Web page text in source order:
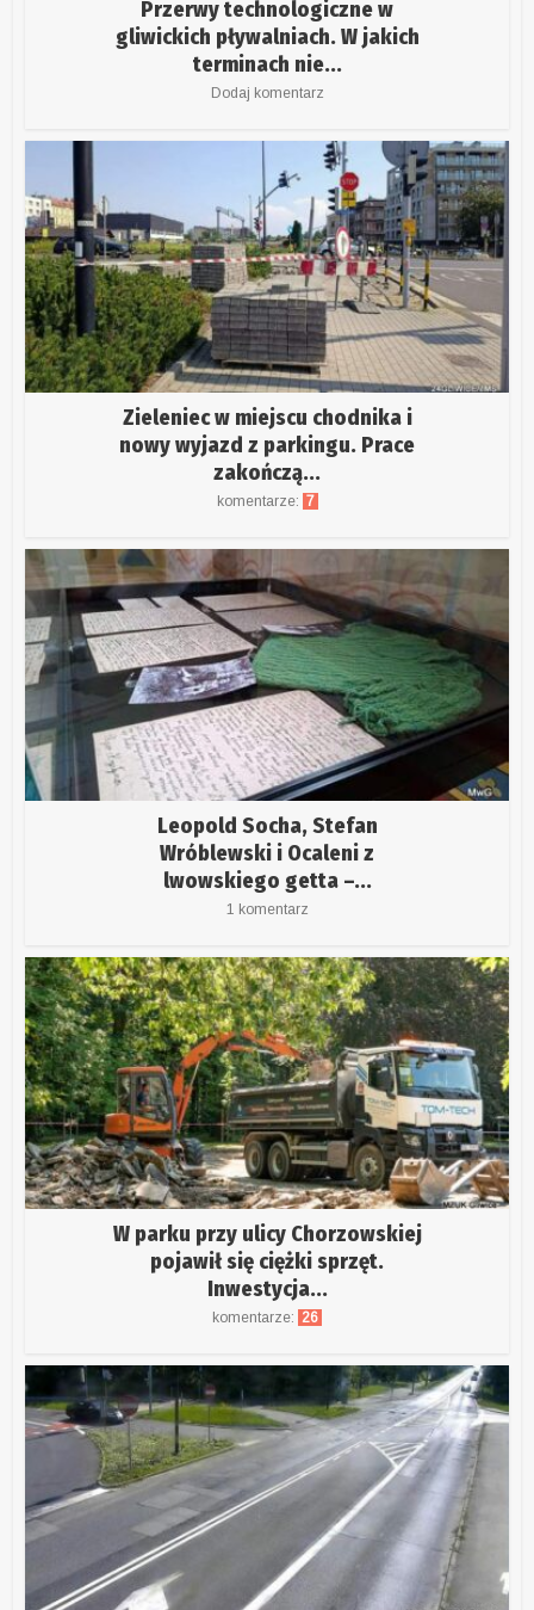
Przerwy technologiczne w
gliwickich pływalniach. W jakich
terminach nie...
Dodaj komentarz
Zieleniec w miejscu chodnika i
nowy wyjazd z parkingu. Prace
zakończą...
komentarze: 7
Leopold Socha, Stefan
Wróblewski i Ocaleni z
lwowskiego getta –...
1 komentarz
W parku przy ulicy Chorzowskiej
pojawił się ciężki sprzęt.
Inwestycja...
komentarze: 26